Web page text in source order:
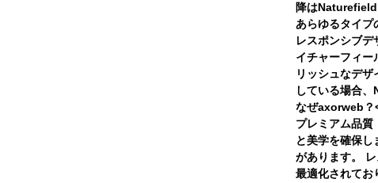
降はNaturefield
あらゆるタイプ
レスポンシブ
イチャーフィー
リッシュなデ
している場合
なぜaxorweb
プレミアム品質
と美学を確保
があります。
最適化されてお